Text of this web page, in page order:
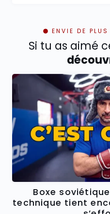
ENVIE DE
Si tu as aimé
Boxe
technique tient